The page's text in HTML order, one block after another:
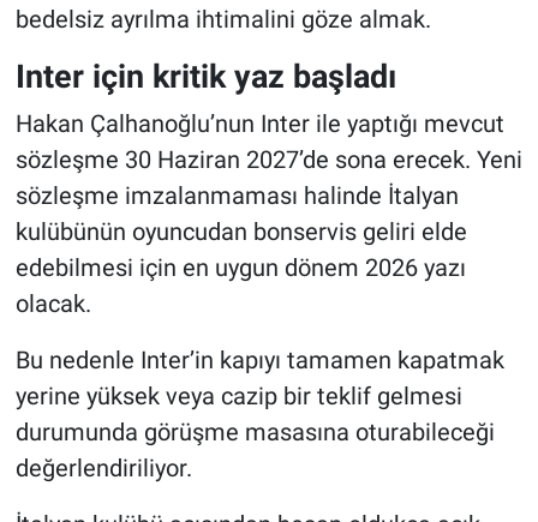
bedelsiz ayrılma ihtimalini göze almak.
Inter için kritik yaz başladı
Hakan Çalhanoğlu’nun Inter ile yaptığı mevcut
sözleşme 30 Haziran 2027’de sona erecek. Yeni
sözleşme imzalanmaması halinde İtalyan
kulübünün oyuncudan bonservis geliri elde
edebilmesi için en uygun dönem 2026 yazı
olacak.
Bu nedenle Inter’in kapıyı tamamen kapatmak
yerine yüksek veya cazip bir teklif gelmesi
durumunda görüşme masasına oturabileceği
değerlendiriliyor.